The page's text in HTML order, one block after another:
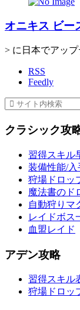
オニキス ビー
> に日本でアップ
RSS
Feedly
クラシック攻
習得スキル
装備性能/入
狩場ドロッ
魔法書のド
自動狩りマ
レイドボス
血盟レイド
アデン攻略
習得スキル
狩場ドロッ